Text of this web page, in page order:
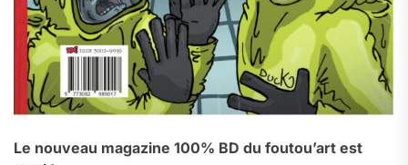
Le nouveau magazine 100% BD du foutou’art est